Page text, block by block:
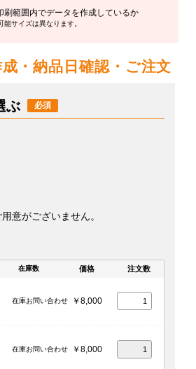
刷範囲内でデータを作成しているか
サイズは異なります。
・納品日確認・ご注文
ぶ
意がございません。
在庫数 価格 注文数
在庫お問い合わせ ￥8,000
在庫お問い合わせ ￥8,000